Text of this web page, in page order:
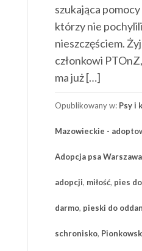
szukająca
którzy nie
nieszczęściem.
członkowi
ma już […]
Opublikowany w: Psy i
Mazowieckie -
Adopcja psa Warszawa
adopcji, miłość, pies
darmo, pieski do
schronisko,